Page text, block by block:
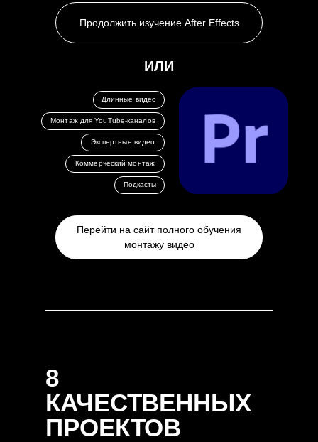
Длинные видео
Монтаж для YouTube-каналов
Подкасты
Экспертные видео
Продолжить изучение After Effects
Перейти на сайт полного обучения
монтажу видео
Коммерческий монтаж
ИЛИ
8
КАЧЕСТВЕННЫХ
ПРОЕКТОВ